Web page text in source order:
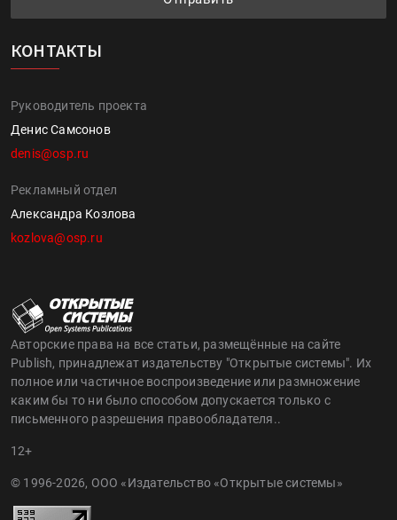
КОНТАКТЫ
Руководитель проекта
Денис Самсонов
denis@osp.ru
Рекламный отдел
Александра Козлова
kozlova@osp.ru
Авторские права на все статьи, размещённые на сайте
Publish, принадлежат издательству "Открытые системы". Их
полное или частичное воспроизведение или размножение
каким бы то ни было способом допускается только с
письменного разрешения правообладателя..
12+
© 1996-2026, ООО «Издательство «Открытые системы»